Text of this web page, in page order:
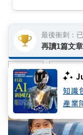
知識
產業
新北市 社會政策
最後衝刺：
再讀1篇文